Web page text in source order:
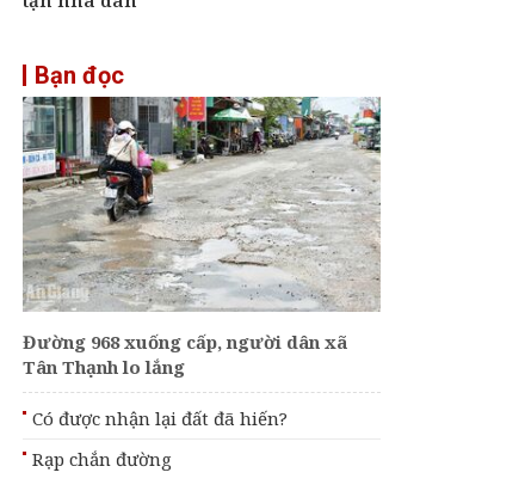
Bạn đọc
Đường 968 xuống cấp, người dân xã
Tân Thạnh lo lắng
Có được nhận lại đất đã hiến?
Rạp chắn đường